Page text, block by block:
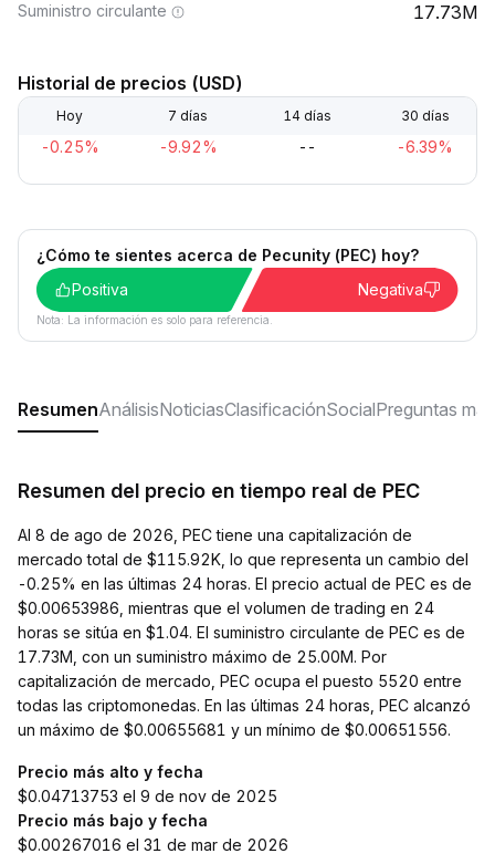
Suministro circulante 17.73M
Historial de precios (USD)
Hoy 7 días 14 días 30 días
-0.25% -9.92% -- -6.39%
¿Cómo te sientes acerca de Pecunity (PEC) hoy?
Positiva
Negativa
Nota: La información es solo para referencia.
ResumenAnálisisNoticiasClasificaciónSocialPreguntas
Resumen del precio en tiempo real de PEC
Al 8 de ago de 2026, PEC tiene una capitalización de
mercado total de $115.92K, lo que representa un cambio del
-0.25% en las últimas 24 horas. El precio actual de PEC es de
$0.00653986, mientras que el volumen de trading en 24
horas se sitúa en $1.04. El suministro circulante de PEC es de
17.73M, con un suministro máximo de 25.00M. Por
capitalización de mercado, PEC ocupa el puesto 5520 entre
todas las criptomonedas. En las últimas 24 horas, PEC alcanzó
un máximo de $0.00655681 y un mínimo de $0.00651556.
Precio más alto y fecha
$0.04713753 el 9 de nov de 2025
Precio más bajo y fecha
$0.00267016 el 31 de mar de 2026